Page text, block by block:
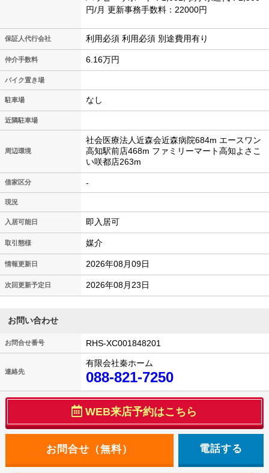
円/月 更新事務手数料：22000円
保証人代行会社 利用必須 利用必須 別途費用有り
仲介手数料 6.16万円
バイク置き場
駐車場 なし
近隣駐車場
周辺環境
社会医療法人近森会近森病院684m エースワン
高知駅前店468m ファミリーマート高知よさこ
い咲都店263m
借家区分 -
現況
入居可能日 即入居可
取引態様 媒介
情報更新日 2026年08月09日
次回更新予定日 2026年08月23日
お問い合わせ
お問合せ番号 RHS-XC001848201
連絡先
有限会社秦ホーム
088-821-7250
WEB来店予約はこちら
電話する